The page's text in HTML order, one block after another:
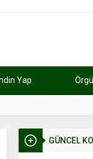
Yap Örgü
GÜNCEL